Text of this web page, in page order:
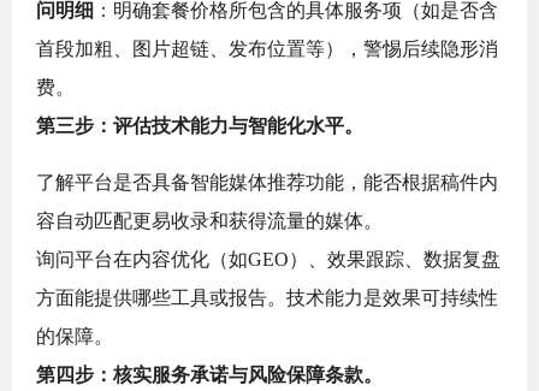
问明细 ：明确套餐价格所包含的具体服务项（如是否含
首段加粗、图片超链、发布位置等），警惕后续隐形消
费。
第三步：评估技术能力与智能化水平。
了解平台是否具备智能媒体推荐功能，能否根据稿件内
容自动匹配更易收录和获得流量的媒体。
询问平台在内容优化（如GEO）、效果跟踪、数据复盘
方面能提供哪些工具或报告。技术能力是效果可持续性
的保障。
第四步：核实服务承诺与风险保障条款。